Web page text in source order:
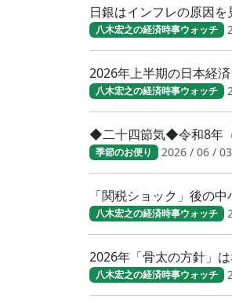
日銀はインフレの原因
八木宏之の経済時事ウォッチ
2026年上半期の日本経
八木宏之の経済時事ウォッチ
◆二十四節気◆令和8年
季節のお便り 2026 / 06 / 03
「関税ショック」後の
八木宏之の経済時事ウォッチ
2026年「骨太の方針」
八木宏之の経済時事ウォッチ